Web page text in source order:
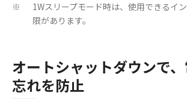
※
1Wスリープモード時は、使用できるイ
限があります。
オートシャットダウンで
忘れを防止